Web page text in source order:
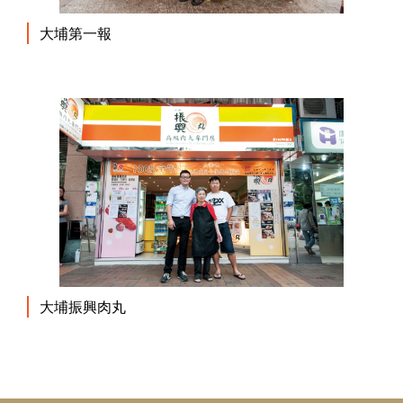
大埔第一報
大埔振興肉丸